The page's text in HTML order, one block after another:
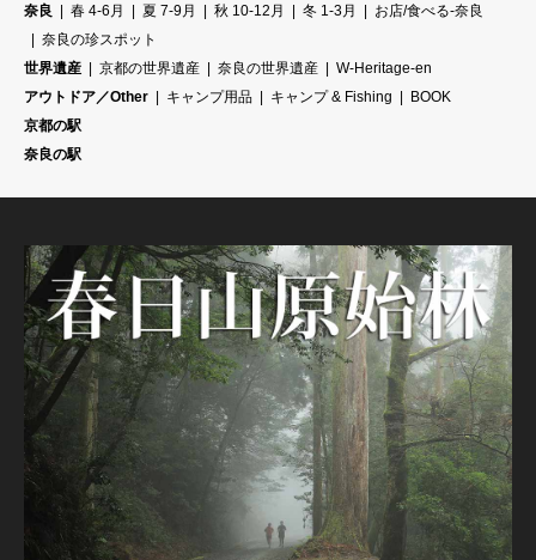
奈良
春 4-6月 夏 7-9月 秋 10-12月 冬 1-3月
お店/食べる-奈良
奈良の珍スポット
世界遺産
京都の世界遺産 奈良の世界遺産
W-Heritage-en
アウトドア／Other
キャンプ用品 キャンプ & Fishing
BOOK
京都の駅
奈良の駅